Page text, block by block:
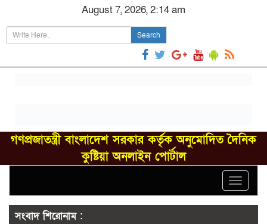
August 7, 2026, 2:14 am
Search
গণপ্রজাতন্ত্রী বাংলাদেশ সরকার কর্তৃক অনুমোদিত দৈনিক
কুষ্টিয়া অনলাইন পোর্টাল
Toggle
সংবাদ শিরোনাম :